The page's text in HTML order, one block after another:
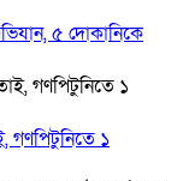
৫ দোকানিকে
গণপিটুনিতে ১